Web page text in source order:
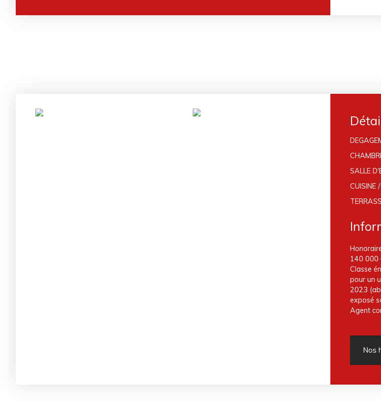
SALLE
CUISINE
140 000
Classe
pour un
2023
exposé
Agent
Nos